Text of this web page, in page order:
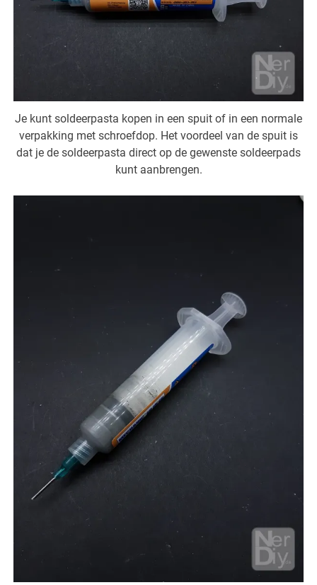
Je kunt soldeerpasta kopen in een spuit of in een normale
verpakking met schroefdop. Het voordeel van de spuit is
dat je de soldeerpasta direct op de gewenste soldeerpads
kunt aanbrengen.